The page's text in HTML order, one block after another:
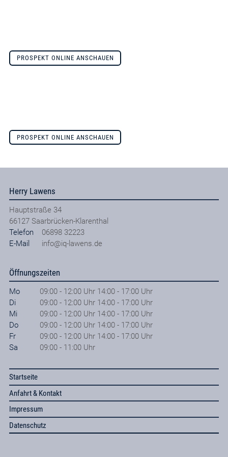
PROSPEKT ONLINE ANSCHAUEN
PROSPEKT ONLINE ANSCHAUEN
Herry Lawens
Hauptstraße 34
66127 Saarbrücken-Klarenthal
Telefon
06898 32223
E-Mail
info@iq-lawens.de
Öffnungszeiten
Mo
09:00 - 12:00 Uhr 14:00 - 17:00 Uhr
Di
09:00 - 12:00 Uhr 14:00 - 17:00 Uhr
Mi
09:00 - 12:00 Uhr 14:00 - 17:00 Uhr
Do
09:00 - 12:00 Uhr 14:00 - 17:00 Uhr
Fr
09:00 - 12:00 Uhr 14:00 - 17:00 Uhr
Sa
09:00 - 11:00 Uhr
Startseite
Anfahrt & Kontakt
Impressum
Datenschutz